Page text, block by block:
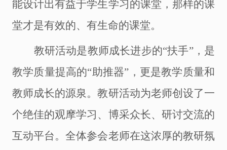
能设计出有益于学生学习的课堂，那样的课
堂才是有效的、有生命的课堂。
教研活动是教师成长进步的“扶手”，是
教学质量提高的“助推器”，更是教学质量和
教师成长的源泉。教研活动为老师创设了一
个绝佳的观摩学习、博采众长、研讨交流的
互动平台。全体参会老师在这浓厚的教研氛